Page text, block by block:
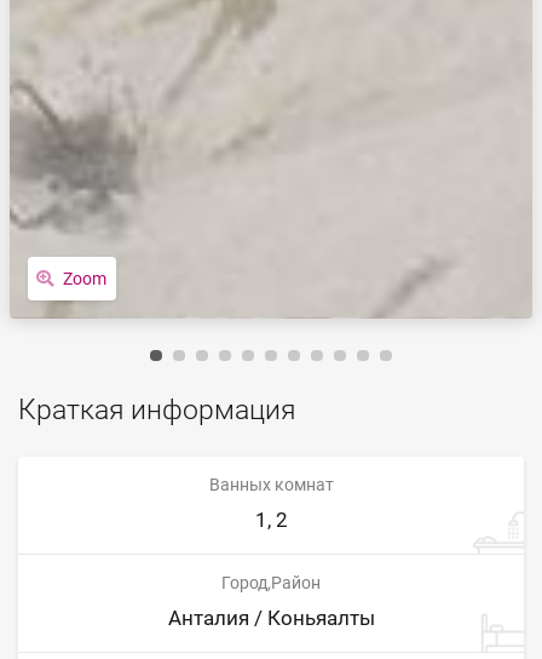
Zoom
Краткая информация
Ванных комнат
1, 2
Город,Район
Анталия / Коньяалты